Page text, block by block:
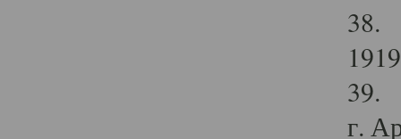
38.
39.
г.